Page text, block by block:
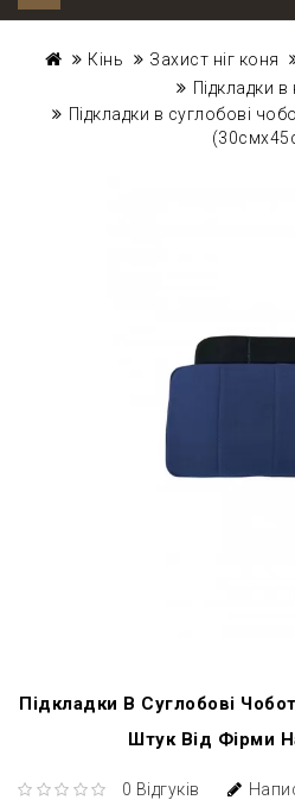
Кінь Захист ніг коня
Підкладки
Підкладки в суглобові
Підкладки В Суглобові
Штук Від Фірми
0 Відгуків